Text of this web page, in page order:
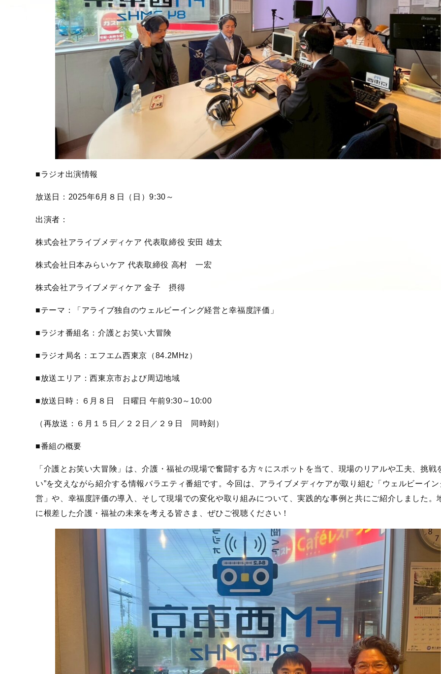
■ラジオ出演情報
放送日：2025年6月８日（日）9:30～
出演者：
株式会社アライブメディケア 代表取締役 安田 雄太
株式会社日本みらいケア 代表取締役 高村 一宏
株式会社アライブメディケア 金子 摂得
■テーマ：「アライブ独自のウェルビーイング経営と幸福度評価」
■ラジオ番組名：介護とお笑い大冒険
■ラジオ局名：エフエム西東京（84.2MHz）
■放送エリア：西東京市および周辺地域
■放送日時：６月８日 日曜日 午前9:30～10:00
（再放送：６月１５日／２２日／２９日 同時刻）
■番組の概要
「介護とお笑い大冒険」は、介護・福祉の現場で奮闘する方々にスポットを当て、現場のリアルや工夫、挑戦
い”を交えながら紹介する情報バラエティ番組です。今回は、アライブメディケアが取り組む「ウェルビーイン
営」や、幸福度評価の導入、そして現場での変化や取り組みについて、実践的な事例と共にご紹介しました。
に根差した介護・福祉の未来を考える皆さま、ぜひご視聴ください！